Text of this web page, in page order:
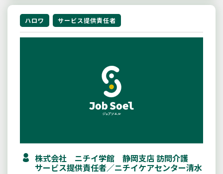
ハロワ サービス提供責任者
株式会社 ニチイ学館 静岡支店 訪問介護
サービス提供責任者／ニチイケアセンター清水